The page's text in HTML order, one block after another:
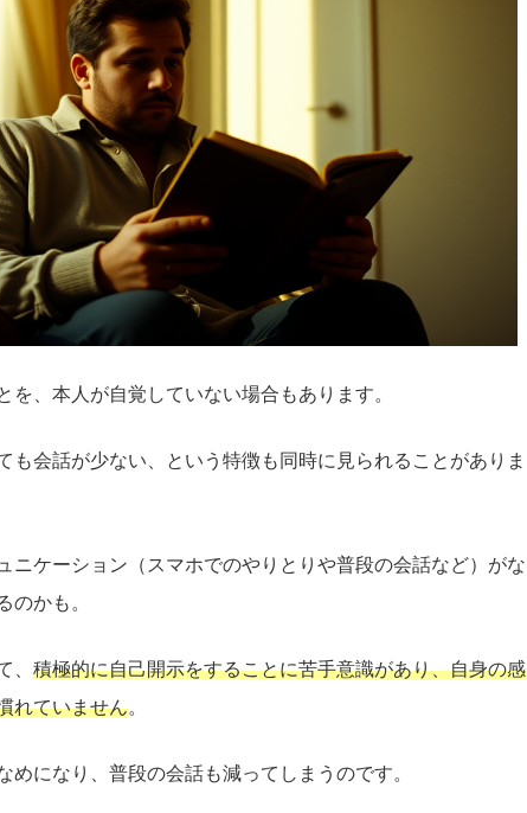
を、本人が自覚していない場合もあります。
も会話が少ない、という特徴も同時に見られることがありま
ニケーション（スマホでのやりとりや普段の会話など）がな
のかも。
、 積極的に自己開示をすることに苦手意識があり、自身の感
れていません。
めになり、普段の会話も減ってしまうのです。